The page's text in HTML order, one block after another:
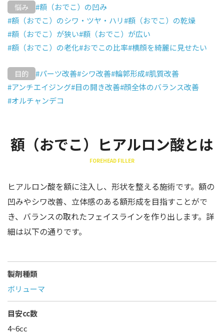
悩み
#額（おでこ）の凹み
#額（おでこ）のシワ・ツヤ・ハリ#額（おでこ）の乾燥
#額（おでこ）が狭い#額（おでこ）が広い
#額（おでこ）の老化#おでこの比率#横顔を綺麗に見せたい
目的 #パーツ改善#シワ改善#輪郭形成#肌質改善
#アンチエイジング#目の開き改善#顔全体のバランス改善
#オルチャンデコ
額（おでこ）ヒアルロン酸とは
FOREHEAD FILLER
ヒアルロン酸を額に注入し、形状を整える施術です。額の
凹みやシワ改善、立体感のある額形成を目指すことがで
き、バランスの取れたフェイスラインを作り出します。詳
細は以下の通りです。
製剤種類
ボリューマ
目安cc数
4~6cc